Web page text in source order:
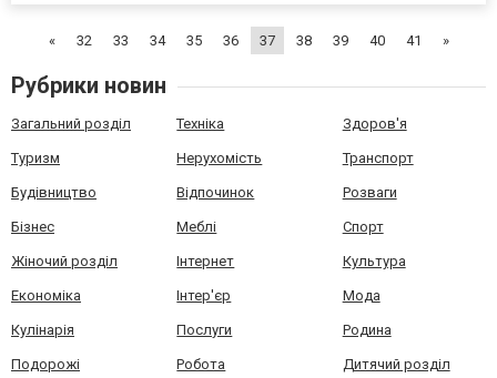
более подробно...
« 32 33 34 35 36 37 38 39 40 41 »
Рубрики новин
Загальний розділ Техніка Здоров'я
Туризм Нерухомість Транспорт
Будівництво Відпочинок Розваги
Бізнес Меблі Спорт
Жіночий розділ Інтернет Культура
Економіка Інтер'єр Мода
Кулінарія Послуги Родина
Подорожі Робота Дитячий розділ